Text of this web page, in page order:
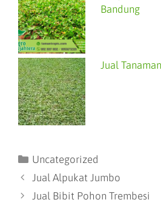
Bandung
Jual
Uncategorized
Jual Alpukat Jumbo
Jual Bibit Pohon Trembesi